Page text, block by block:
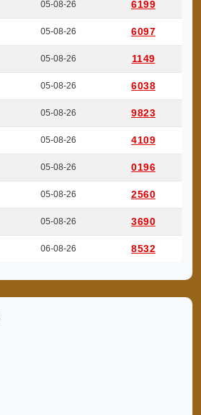
05-08-26 6199
05-08-26 6097
05-08-26 1149
05-08-26 6038
05-08-26 9823
05-08-26 4109
05-08-26 0196
05-08-26 2560
05-08-26 3690
06-08-26 8532